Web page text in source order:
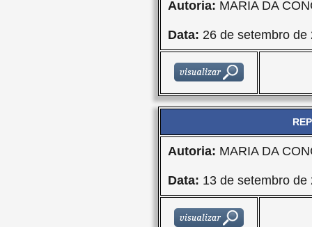
Autoria: MARIA DA
Data: 26 de setembro de
Autoria: MARIA DA
Data: 13 de setembro de